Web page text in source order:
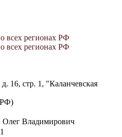
всех регионах РФ
всех регионах РФ
16, стр. 1, "Каланчевская
РФ)
Владимирович